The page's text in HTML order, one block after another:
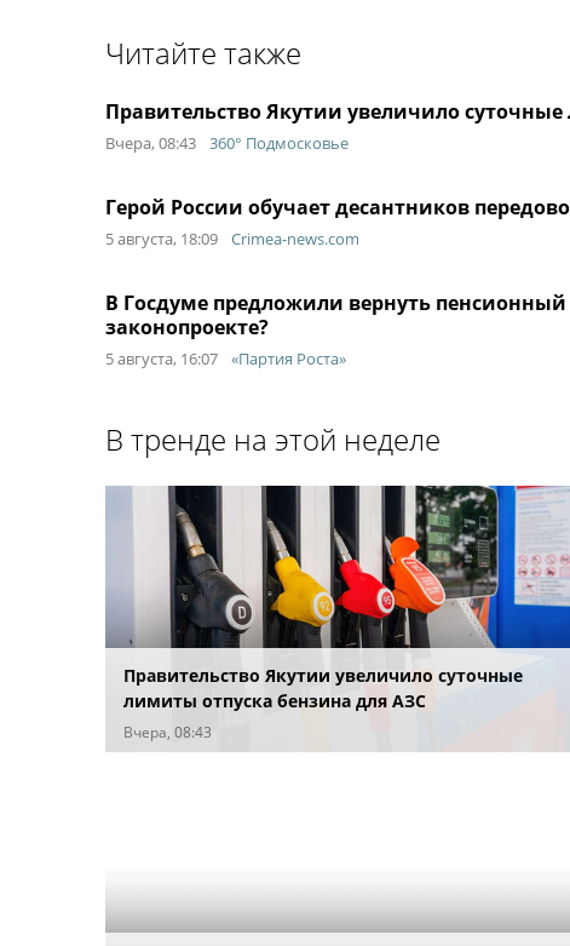
Читайте также
Правительство Якутии увеличило
Вчера, 08:43 360° Подмосковье
Герой России обучает десантников
5 августа, 18:09 Crimea-news.com
В Госдуме предложили вернуть
законопроекте?
5 августа, 16:07 «Партия Роста»
В тренде на этой неделе
Правительство Якутии увеличило суточные
лимиты отпуска бензина для АЗС
Вчера, 08:43